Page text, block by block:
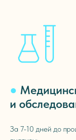
●
и
За 7-10 дней до